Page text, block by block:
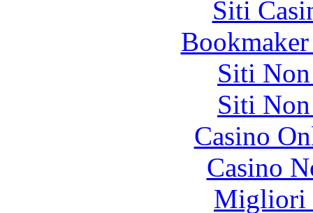
Siti
Siti
Siti
Casino
Casino
Migliori